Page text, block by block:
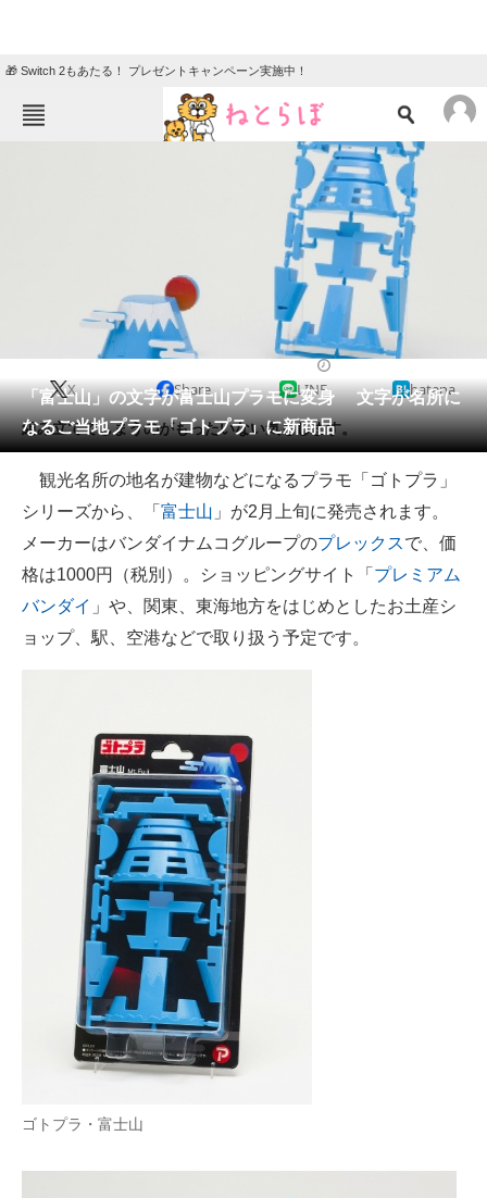
🎁 Switch 2もあたる！ プレゼントキャンペーン実施中！
ニュース
クイズ
地域
教育・育児
リサーチ
会員記事
メディア
注目記事を集めた総合ページ
ITの今と未来を見通す
スマホと通信の最新トレンド
進化するPCとデバイスの未来
AI活用のいまが分かる
企業ITのトレンドを詳説
経営リーダーのコミュニティ
マーケ×ITの今がよく分かる
ITエンジニア向け専門サイト
企業向けIT製品の総合サイト
IT製品の技術・比較・事例
「富士山」の文字が富士山プラモに変身 文字が名所に
なるご当地プラモ「ゴトプラ」に新商品
X Share LINE hatena
組み立ててしまうのがもったいない気もします。
観光名所の地名が建物などになるプラモ「ゴトプラ」
シリーズから、「 富士山 」が2月上旬に発売されます。
メーカーはバンダイナムコグループのプレックスで、価
格は1000円（税別）。ショッピングサイト「 プレミアム
バンダイ 」や、関東、東海地方をはじめとしたお土産シ
ョップ、駅、空港などで取り扱う予定です。
ゴトプラ・富士山